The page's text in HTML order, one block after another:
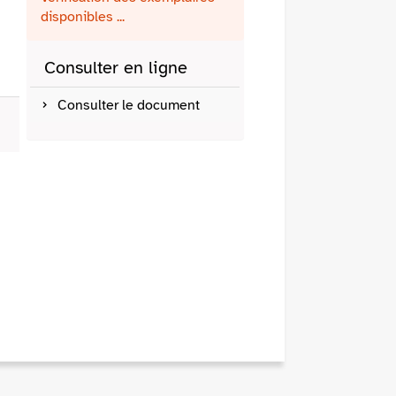
disponibles ...
Consulter en ligne
Consulter le document